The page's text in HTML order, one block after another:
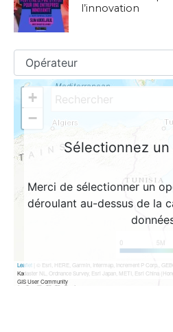
l’innovation